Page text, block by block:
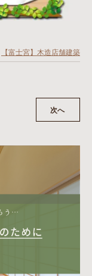
【富士宮】木造店舗建築
次へ